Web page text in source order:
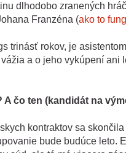
dlhodobo zranených
Franzéna (ako to
trinásť rokov, je
a o jeho vykúpení ani
čo ten (kandidát na
kontraktov sa
bude budúce leto.